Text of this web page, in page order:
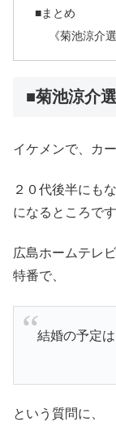
■まとめ
《菊池涼介
■菊池涼介
イケメンで、カ
２０代後半にも
になるところです
広島ホームテレ
特番で、
結婚の予定
という質問に、